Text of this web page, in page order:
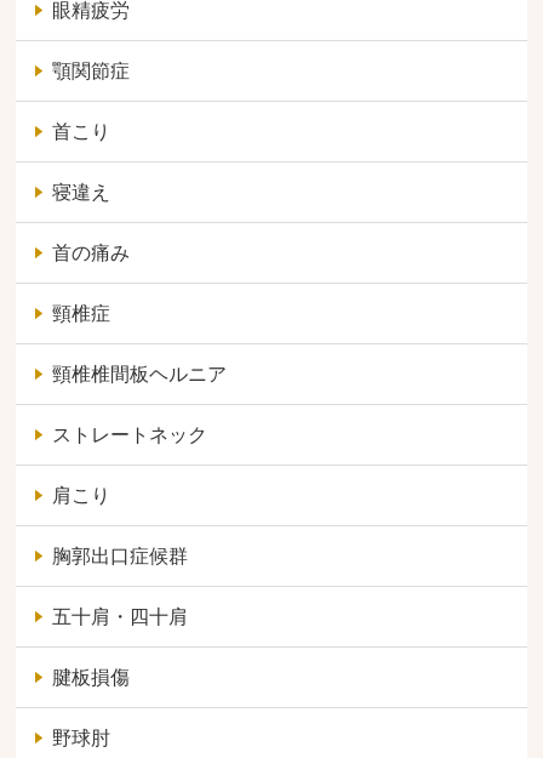
眼精疲労
顎関節症
首こり
寝違え
首の痛み
頸椎症
頸椎椎間板ヘルニア
ストレートネック
肩こり
胸郭出口症候群
五十肩・四十肩
腱板損傷
野球肘